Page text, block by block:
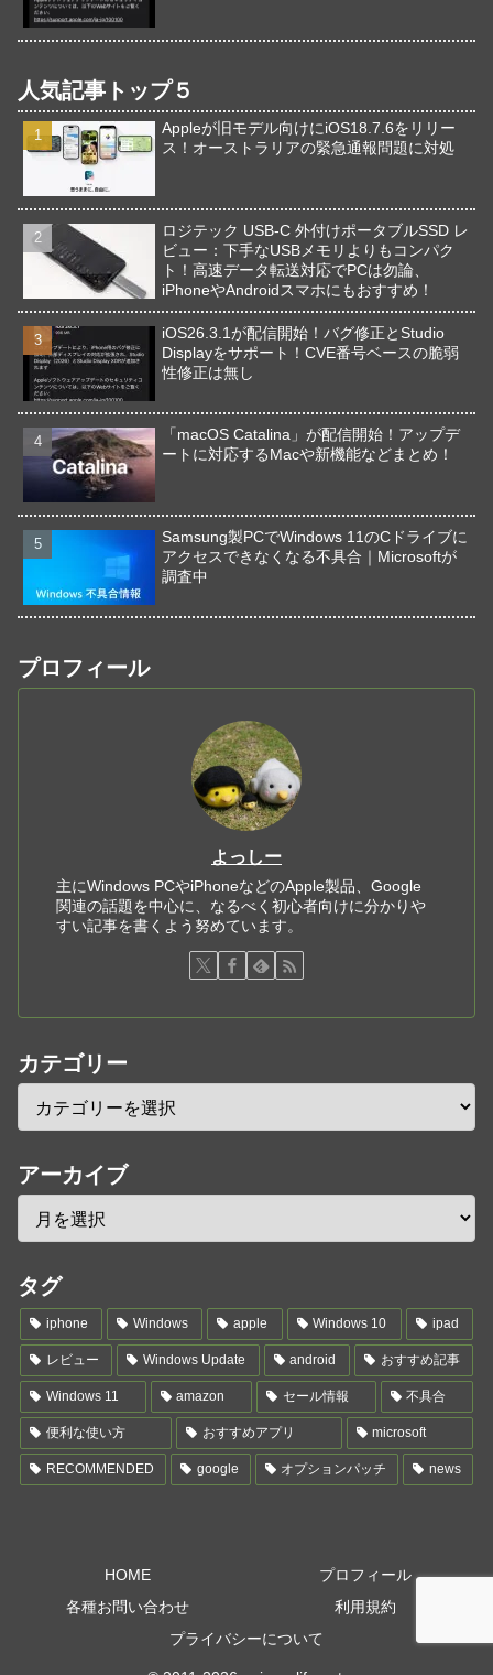
人気記事トップ５
Appleが旧モデル向けにiOS18.7.6をリリー
ス！オーストラリアの緊急通報問題に対処
ロジテック USB-C 外付けポータブルSSD レ
ビュー：下手なUSBメモリよりもコンパク
ト！高速データ転送対応でPCは勿論、
iPhoneやAndroidスマホにもおすすめ！
iOS26.3.1が配信開始！バグ修正とStudio
Displayをサポート！CVE番号ベースの脆弱
性修正は無し
「macOS Catalina」が配信開始！アップデ
ートに対応するMacや新機能などまとめ！
Samsung製PCでWindows 11のCドライブに
アクセスできなくなる不具合｜Microsoftが
調査中
プロフィール
よっしー
主にWindows PCやiPhoneなどのApple製品、Google
関連の話題を中心に、なるべく初心者向けに分かりや
すい記事を書くよう努めています。
カテゴリー
アーカイブ
タグ
iphone Windows apple Windows 10 ipad
レビュー Windows Update android おすすめ記事
Windows 11 amazon セール情報 不具合
便利な使い方 おすすめアプリ microsoft
RECOMMENDED google オプションパッチ news
HOME
プロフィール
各種お問い合わせ
利用規約
プライバシーについて